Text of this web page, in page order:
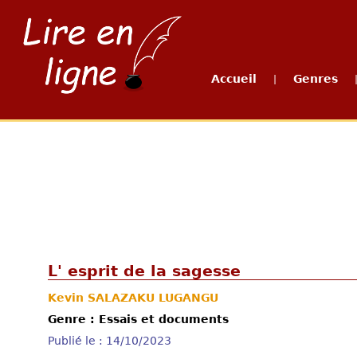
Accueil Genres
L' esprit de la sagesse
Kevin SALAZAKU LUGANGU
Genre : Essais et documents
Publié le : 14/10/2023